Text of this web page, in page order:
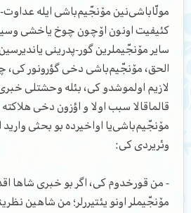
مولّا‌باشی‌نین مۆنجّیم‌باشی ایله
کئیفیت اونون اۆچون چوخ یاخشی
سایر مۆنجّیملرین گور-پدرینی
الحق، مۆنجّیم‌باشی دخی گؤرونور
لازیم اولموشدو کی، بئله وحشتلی
قالماقالا سبب اولا و اؤزون دخی هلاکته
مۆنجّیم‌باشی‌یا اواخیرده بو بحثی وارید
وئریردی کی:
- من قورخدوم کی، اگر بو خبری شاها
مۆنجّیملر اونو یئتیررلر؛ من شاهین